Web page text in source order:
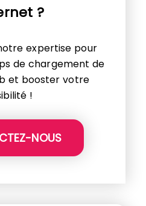
?
expertise pour
de chargement de
et booster votre
!
NOUS